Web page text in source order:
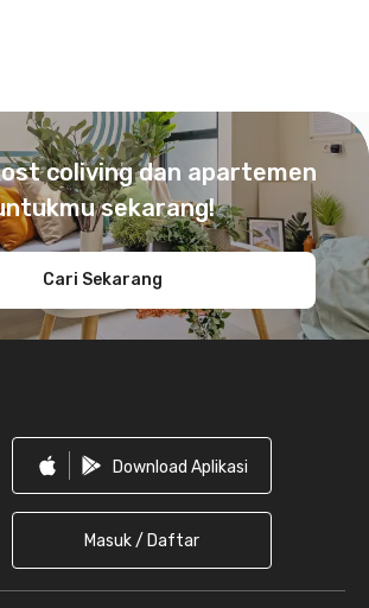
coliving dan apartemen
sekarang!
Cari Sekarang
Download Aplikasi
Masuk / Daftar